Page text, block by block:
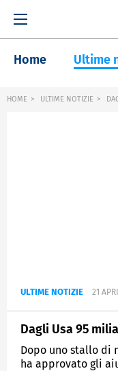
Home Ultime
HOME ULTIME NOTIZIE
ULTIME NOTIZIE 21
Dagli Usa 95
Dopo uno stallo di
ha approvato gli